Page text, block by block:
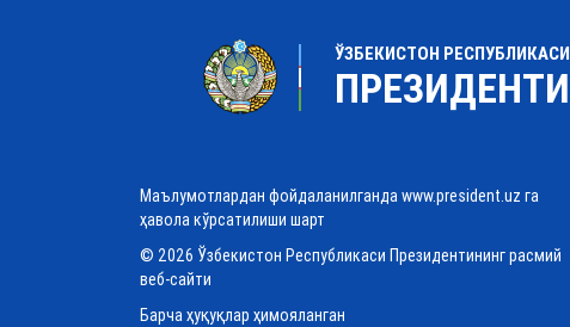
ЎЗБЕКИСТОН РЕСПУБЛИКАСИ
ПРЕЗИДЕНТИ
Маълумотлардан фойдаланилганда www.president.uz га
ҳавола кўрсатилиши шарт
© 2026 Ўзбекистон Республикаси Президентининг расмий
веб-сайти
Барча ҳуқуқлар ҳимояланган